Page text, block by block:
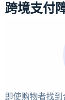
跨境支付
即使购物者找